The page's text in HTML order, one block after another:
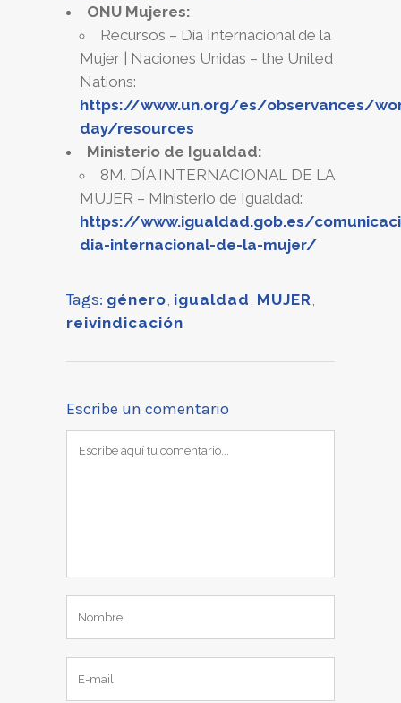
ONU Mujeres:
Recursos – Día Internacional de la
Mujer | Naciones Unidas – the United
Nations:
https://www.un.org/es/observances/
day/resources
Ministerio de Igualdad:
8M. DÍA INTERNACIONAL DE LA
MUJER – Ministerio de Igualdad:
https://www.igualdad.gob.es/
dia-internacional-de-la-mujer/
Tags: género igualdad MUJER
reivindicación
Escribe un comentario